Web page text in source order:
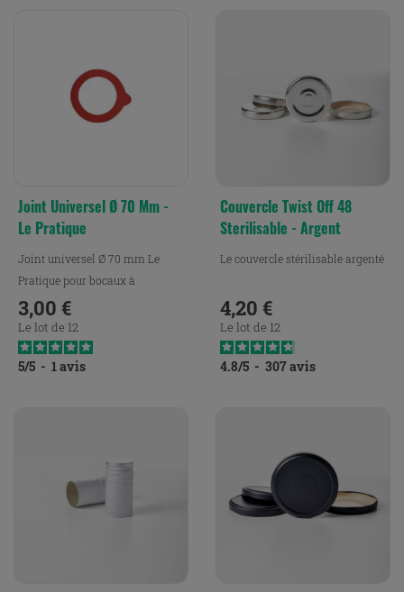
Joint Universel Ø 70 Mm -
Le Pratique
Joint universel Ø 70 mm Le
Pratique pour bocaux à
armature, assurant une...
Prix
3,00 €
Le lot de 12
5/5 - 1avis
Couvercle Twist Off 48
Sterilisable - Argent
Le couvercle stérilisable argenté
Prix
4,20 €
Le lot de 12
4.8/5 - 307avis